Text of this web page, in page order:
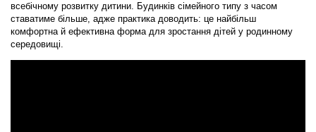
всебічному розвитку дитини. Будинків сімейного типу з часом
ставатиме більше, адже практика доводить: це найбільш
комфортна й ефективна форма для зростання дітей у родинному
середовищі.